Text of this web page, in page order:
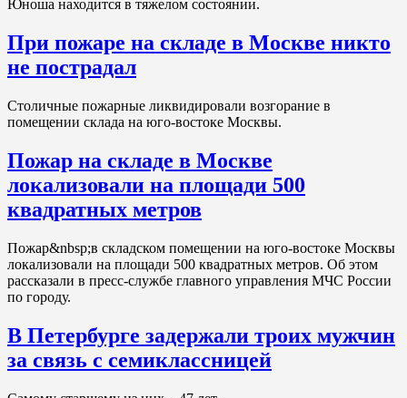
Юноша находится в тяжелом состоянии.
При пожаре на складе в Москве никто
не пострадал
Столичные пожарные ликвидировали возгорание в
помещении склада на юго-востоке Москвы.
Пожар на складе в Москве
локализовали на площади 500
квадратных метров
Пожар&nbsp;в складском помещении на юго-востоке Москвы
локализовали на площади 500 квадратных метров. Об этом
рассказали в пресс-службе главного управления МЧС России
по городу.
В Петербурге задержали троих мужчин
за связь с семиклассницей